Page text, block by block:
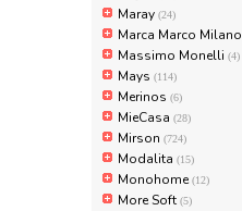
Maray (24)
Marca Marco Milano
Massimo Monelli (4)
Mays (114)
Merinos (6)
MieCasa (28)
Mirson (724)
Modalita (15)
Monohome(12)
More Soft (5)